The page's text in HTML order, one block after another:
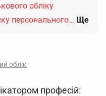
обліку
персонального… Ще
облік
професій: